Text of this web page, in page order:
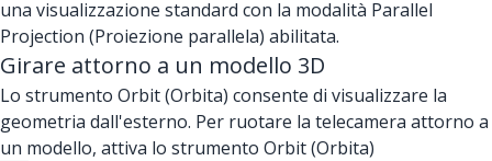
una visualizzazione standard con la modalità Parallel
Projection (Proiezione parallela) abilitata.
Girare attorno a un modello 3D
Lo strumento Orbit (Orbita) consente di visualizzare la
geometria dall'esterno. Per ruotare la telecamera attorno a
un modello, attiva lo strumento Orbit (Orbita)